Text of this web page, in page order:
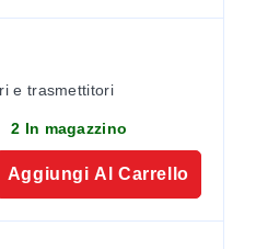
e trasmettitori
2 In magazzino
Aggiungi Al Carrello